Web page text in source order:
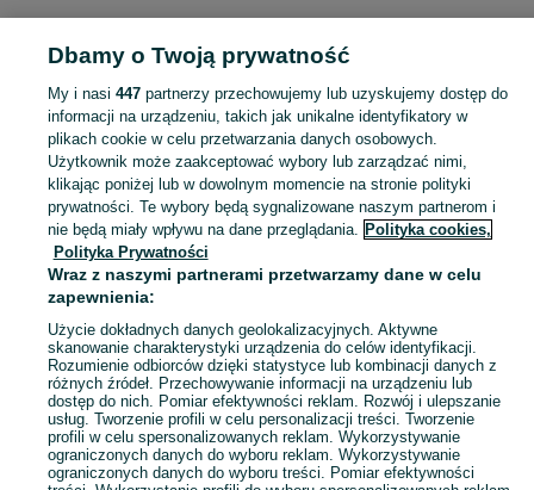
POLSKA » MAZOWIECKIE
KATEGORIA
Sprzedaż odświeżaczy powietrza Mazowieckie ▶️ Szeroki wybór w atrakcyjnych cenach ✅ Hurtowo i detalicznie ☝ Sprawdź oferty i kupuj na OLX.pl! Zobacz
Mapa kategorii
Mapa miejscowości
Mapa ministron
Popularne wyszukiwania
Dbamy o Twoją prywatność
My i nasi 447partnerzy przechowujemy lub uzyskujemy dostęp do
informacji na urządzeniu, takich jak unikalne identyfikatory w
plikach cookie w celu przetwarzania danych osobowych.
Użytkownik może zaakceptować wybory lub zarządzać nimi,
klikając poniżej lub w dowolnym momencie na stronie polityki
prywatności. Te wybory będą sygnalizowane naszym partnerom i
nie będą miały wpływu na dane przeglądania. Polityka cookies,
Polityka Prywatności
Wraz z naszymi partnerami przetwarzamy dane w celu
zapewnienia:
Użycie dokładnych danych geolokalizacyjnych. Aktywne
skanowanie charakterystyki urządzenia do celów identyfikacji.
Rozumienie odbiorców dzięki statystyce lub kombinacji danych z
różnych źródeł. Przechowywanie informacji na urządzeniu lub
dostęp do nich. Pomiar efektywności reklam. Rozwój i ulepszanie
usług. Tworzenie profili w celu personalizacji treści. Tworzenie
profili w celu spersonalizowanych reklam. Wykorzystywanie
ograniczonych danych do wyboru reklam. Wykorzystywanie
ograniczonych danych do wyboru treści. Pomiar efektywności